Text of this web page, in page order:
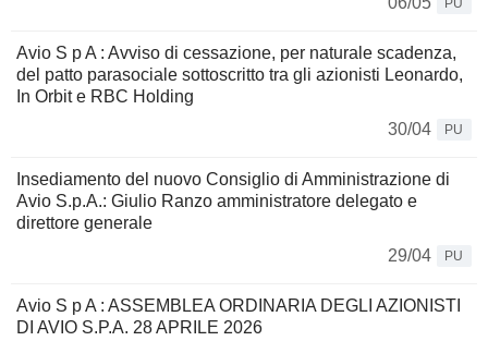
PU
Avio S p A : Avviso di cessazione, per naturale scadenza,
del patto parasociale sottoscritto tra gli azionisti Leonardo,
In Orbit e RBC Holding
30/04
PU
Insediamento del nuovo Consiglio di Amministrazione di
Avio S.p.A.: Giulio Ranzo amministratore delegato e
direttore generale
29/04
PU
Avio S p A : ASSEMBLEA ORDINARIA DEGLI AZIONISTI
DI AVIO S.P.A. 28 APRILE 2026